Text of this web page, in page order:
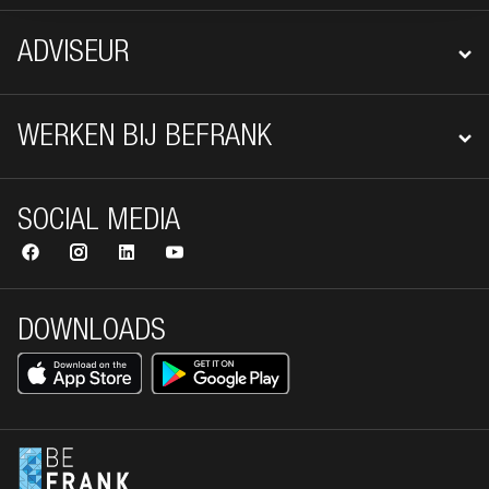
ADVISEUR
WERKEN BIJ BEFRANK
DOWNLOADS
SOCIAL MEDIA